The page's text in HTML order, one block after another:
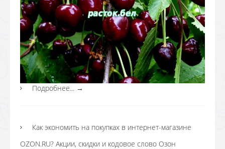
Подробнее... →
Как экономить на покупках в интернет-магазине
OZON.RU? Акции, скидки и кодовое слово Озон